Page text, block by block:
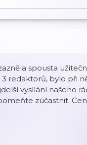
spousta
redaktorů, bylo při
vysílání našeho
zúčastnit.